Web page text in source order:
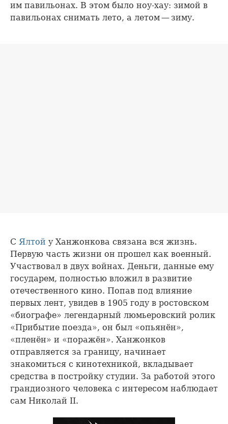
им павильонах. В этом было ноу-хау: зимой в
павильонах снимать лето, а летом — зиму.
С Ялтой у Ханжонкова связана вся жизнь.
Первую часть жизни он прошел как военный.
Участвовал в двух войнах. Деньги, данные ему
государем, полностью вложил в развитие
отечественного кино. Попав под влияние
первых лент, увидев в 1905 году в ростовском
«биографе» легендарный люмьеровский ролик
«Прибытие поезда», он был «опьянён»,
«пленён» и «поражён». Ханжонков
отправляется за границу, начинает
знакомиться с кинотехникой, вкладывает
средства в постройку студии. За работой этого
грандиозного человека с интересом наблюдает
сам Николай II.